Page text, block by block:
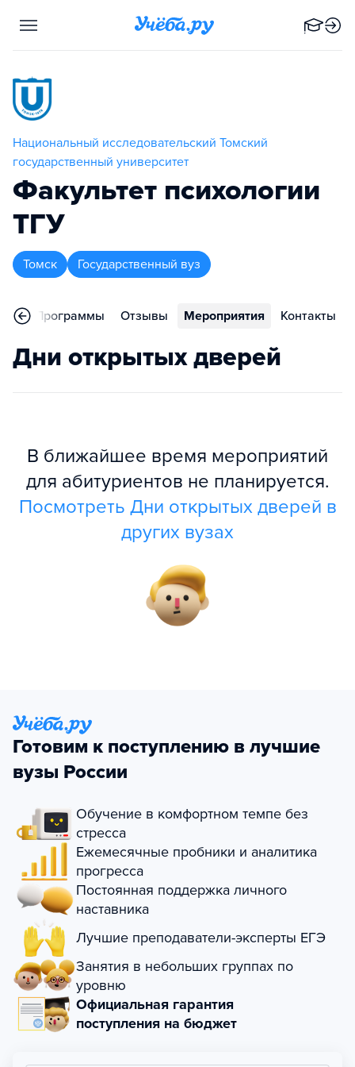
Национальный исследовательский Томский
государственный университет
Факультет психологии
ТГУ
Томск Государственный вуз
Программы Отзывы Мероприятия Контакты
Дни открытых дверей
В ближайшее время мероприятий
для абитуриентов не планируется.
Посмотреть Дни открытых дверей в
других вузах
Готовим к поступлению в лучшие
вузы России
Обучение в комфортном темпе без
стресса
Ежемесячные пробники и аналитика
прогресса
Постоянная поддержка личного
наставника
Лучшие преподаватели-эксперты ЕГЭ
Занятия в небольших группах по
уровню
Официальная гарантия
поступления на бюджет